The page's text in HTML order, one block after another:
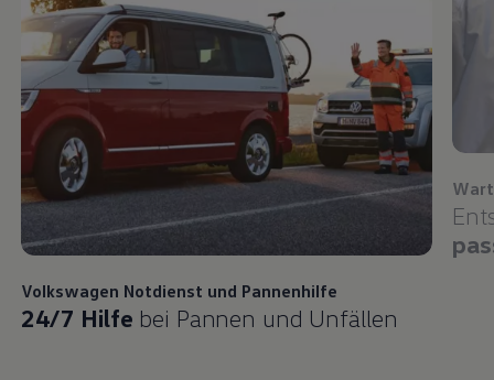
Volkswagen Notdienst und Pannenhilfe
24/7 Hilfe bei Pannen und Unfällen